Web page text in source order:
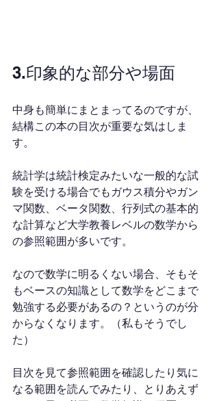
3.印象的な部分や場面
中身も簡単にまとまってるのですが、
結構この本の目次が重要な気はしま
す。
統計学は統計検定みたいな一般的な試
験を受ける場合でもガウス積分やガン
マ関数、ベータ関数、行列式の基本的
な計算など大学教養レベルの数学から
の参照範囲が多いです。
なので数学に明るくない場合、そもそ
もベースの知識として数学をどこまで
勉強する必要があるの？というのが分
からなくなります。（私もそうでし
た）
目次を見て参照範囲を確認したり気に
なる範囲を読んでみたり、とりあえず